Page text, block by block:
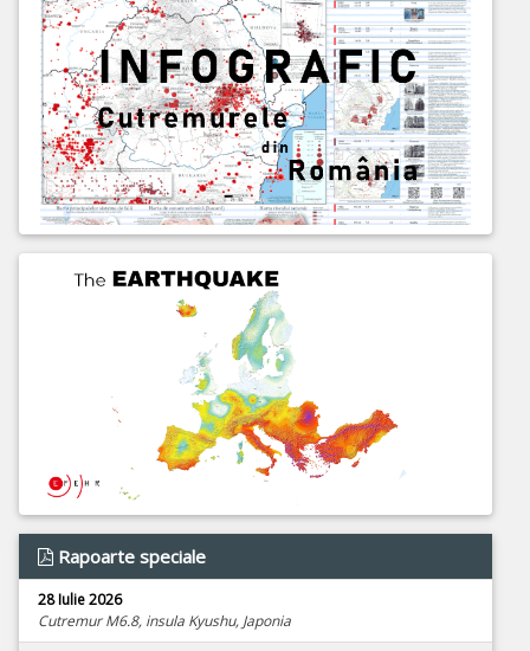
Rapoarte speciale
28 Iulie 2026
Cutremur M6.8, insula Kyushu, Japonia